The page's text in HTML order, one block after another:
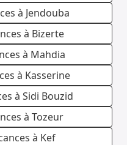
à Jendouba
à Bizerte
à Mahdia
à Kasserine
à Sidi Bouzid
à Tozeur
à Kef